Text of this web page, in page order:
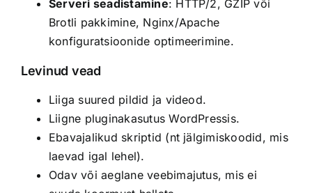
Serveri seadistamine: HTTP/2, GZIP või
Brotli pakkimine, Nginx/Apache
konfiguratsioonide optimeerimine.
Levinud vead
Liiga suured pildid ja videod.
Liigne pluginakasutus WordPressis.
Ebavajalikud skriptid (nt jälgimiskoodid, mis
laevad igal lehel).
Odav või aeglane veebimajutus, mis ei